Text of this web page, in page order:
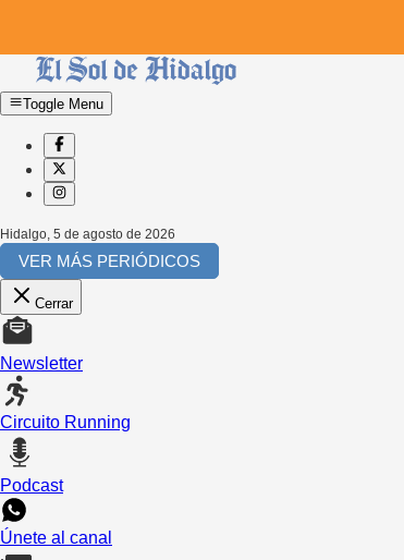
Toggle Menu
Hidalgo, 5 de agosto de 2026
VER MÁS PERIÓDICOS
Cerrar
Newsletter
Circuito Running
Podcast
Únete al canal